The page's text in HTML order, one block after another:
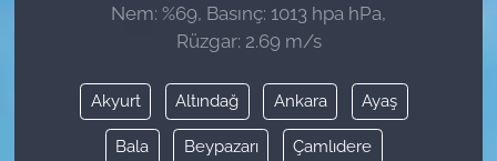
Nem: %69, Basınç: 1013 hpa hPa,
Rüzgar: 2.69 m/s
Akyurt Altındağ Ankara Ayaş
Bala Beypazarı Çamlıdere